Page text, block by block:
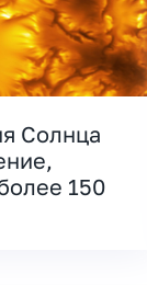
Солнца
150